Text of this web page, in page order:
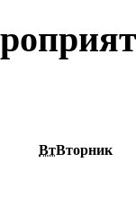
ВтВторник